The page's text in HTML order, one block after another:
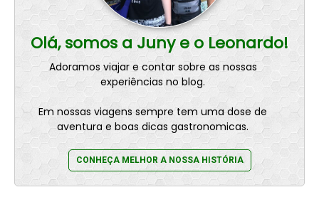
Olá, somos a Juny e o Leonardo!
Adoramos viajar e contar sobre as nossas
experiências no blog.
Em nossas viagens sempre tem uma dose de
aventura e boas dicas gastronomicas.
CONHEÇA MELHOR A NOSSA HISTÓRIA